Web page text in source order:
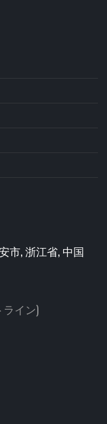
安市, 浙江省, 中国
イン)